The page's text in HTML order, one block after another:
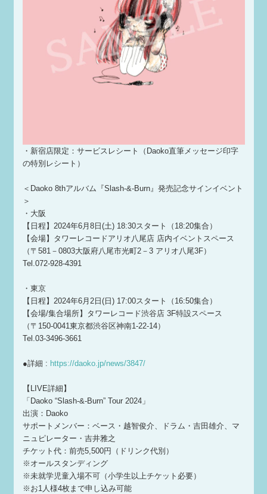
・新宿店限定：サービスレシート（Daoko直筆メッセージ印字
の特別レシート）
＜Daoko 8thアルバム『Slash-&-Burn』発売記念サインイベント
＞
・大阪
【日程】2024年6月8日(土) 18:30スタート（18:20集合）
【会場】タワーレコードアリオ八尾店 店内イベントスペース
（〒581－0803大阪府八尾市光町2－3 アリオ八尾3F）
Tel.072-928-4391
・東京
【日程】2024年6月2日(日) 17:00スタート（16:50集合）
【会場/集合場所】タワーレコード渋谷店 3F特設スペース
（〒150-0041東京都渋谷区神南1-22-14）
Tel.03-3496-3661
●詳細 : https://daoko.jp/news/3847/
【LIVE詳細】
「Daoko “Slash-&-Burn” Tour 2024」
出演：Daoko
サポートメンバー：ベース・越智俊介、ドラム・吉田雄介、マ
ニュピレーター・吉井雅之
チケット代：前売5,500円（ドリンク代別）
※オールスタンディング
※未就学児童⼊場不可（⼩学⽣以上チケット必要）
※お1人様4枚まで申し込み可能